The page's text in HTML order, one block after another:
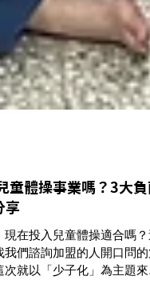
童體操事業嗎？3大負
享
在投入兒童體操適合嗎？
我們諮詢加盟的人開口問的